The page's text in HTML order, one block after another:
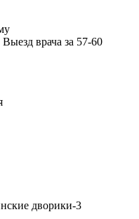
врача за 57-60
дворики-3